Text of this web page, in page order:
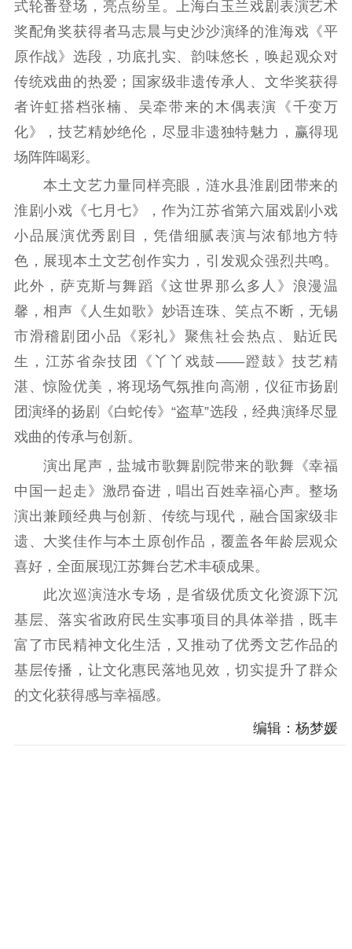
先进典型
社会宣传
思想政治教育 爱国主义教育
全民国防教育
用
新闻出版
精品出版 全民阅读
出版监管
扫黄打非
电影工作
电影创作 电影市场
机关党建
党建要闻 学习在线
文化人才
数据资源
公共服务
新时代公民素养
提升资源库
新闻出版
政务服务
科研创新
服务管理平台
智库服务
管理平台
文艺创作
服务管理
文化产业
统计分析
数字出版
审读服务
新闻发布工作备
案管理系统
电影
理论宣讲
业务申报系统
式轮番登场，亮点纷呈。上海白玉兰戏剧表演艺术
奖配角奖获得者马志晨与史沙沙演绎的淮海戏《平
原作战》选段，功底扎实、韵味悠长，唤起观众对
传统戏曲的热爱；国家级非遗传承人、文华奖获得
者许虹搭档张楠、吴牵带来的木偶表演《千变万
化》，技艺精妙绝伦，尽显非遗独特魅力，赢得现
场阵阵喝彩。
本土文艺力量同样亮眼，涟水县淮剧团带来的
淮剧小戏《七月七》，作为江苏省第六届戏剧小戏
小品展演优秀剧目，凭借细腻表演与浓郁地方特
色，展现本土文艺创作实力，引发观众强烈共鸣。
此外，萨克斯与舞蹈《这世界那么多人》浪漫温
馨，相声《人生如歌》妙语连珠、笑点不断，无锡
市滑稽剧团小品《彩礼》聚焦社会热点、贴近民
生，江苏省杂技团《丫丫戏鼓——蹬鼓》技艺精
湛、惊险优美，将现场气氛推向高潮，仪征市扬剧
团演绎的扬剧《白蛇传》“盗草”选段，经典演绎尽显
戏曲的传承与创新。
演出尾声，盐城市歌舞剧院带来的歌舞《幸福
中国一起走》激昂奋进，唱出百姓幸福心声。整场
演出兼顾经典与创新、传统与现代，融合国家级非
遗、大奖佳作与本土原创作品，覆盖各年龄层观众
喜好，全面展现江苏舞台艺术丰硕成果。
此次巡演涟水专场，是省级优质文化资源下沉
基层、落实省政府民生实事项目的具体举措，既丰
富了市民精神文化生活，又推动了优秀文艺作品的
基层传播，让文化惠民落地见效，切实提升了群众
的文化获得感与幸福感。
编辑：杨梦媛